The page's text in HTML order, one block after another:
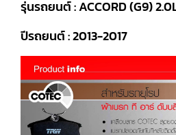
รุ่นรถยนต์ : ACCORD (G9)
ปีรถยนต์ : 2013-2017